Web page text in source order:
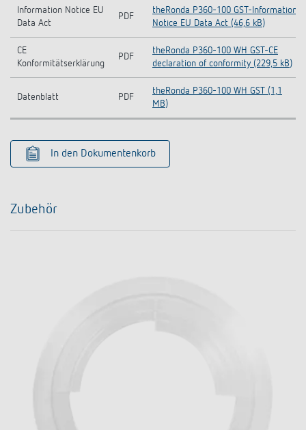
Information Notice EU
Data Act
PDF
theRonda P360-100 GST-Information
Notice EU Data Act (46,6 kB)
CE
Konformitätserklärung
PDF
theRonda P360-100 WH GST-CE
declaration of conformity (229,5 kB)
Datenblatt PDF
theRonda P360-100 WH GST (1,1
MB)
In den Dokumentenkorb
Zubehör